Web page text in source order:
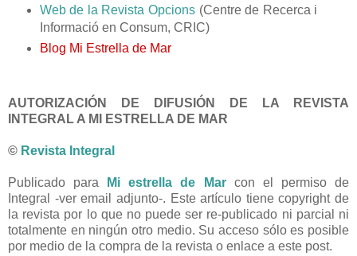
Web de la Revista Opcions (Centre de Recerca i
Informació en Consum, CRIC)
Blog Mi Estrella de Mar
AUTORIZACIÓN DE DIFUSIÓN DE LA REVISTA
INTEGRAL A MI ESTRELLA DE MAR
© Revista Integral
Publicado para Mi estrella de Marcon el permiso de
Integral -ver email adjunto-. Este artículo tiene copyright de
la revista por lo que no puede ser re-publicado ni parcial ni
totalmente en ningún otro medio. Su acceso sólo es posible
por medio de la compra de la revista o enlace a este post.